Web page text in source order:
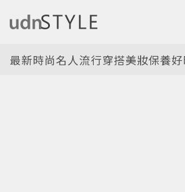
最新時尚名人流行穿搭美妝保養